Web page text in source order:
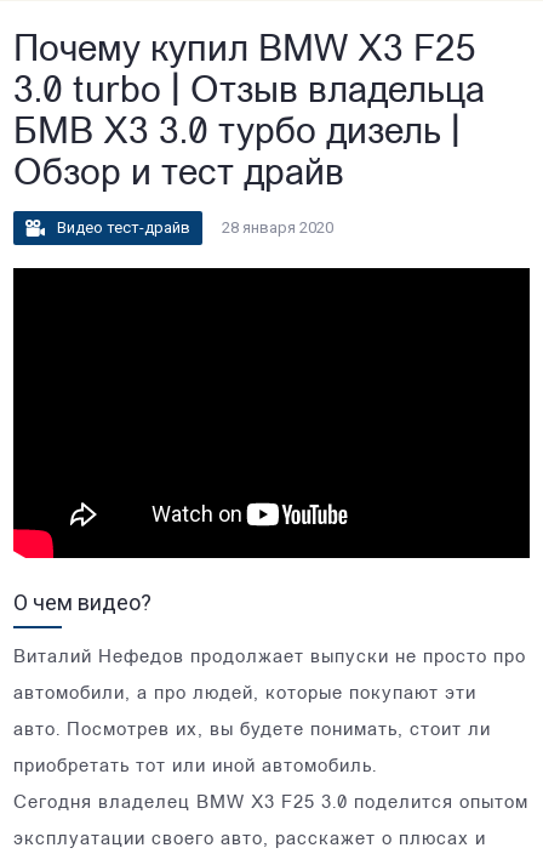
Почему купил BMW X3 F25
3.0 turbo | Отзыв владельца
БМВ Х3 3.0 турбо дизель |
Обзор и тест драйв
Видео тест-драйв 28 января 2020
О чем видео?
Виталий Нефедов продолжает выпуски не просто про
автомобили, а про людей, которые покупают эти
авто. Посмотрев их, вы будете понимать, стоит ли
приобретать тот или иной автомобиль.
Сегодня владелец BMW X3 F25 3.0 поделится опытом
эксплуатации своего авто, расскажет о плюсах и